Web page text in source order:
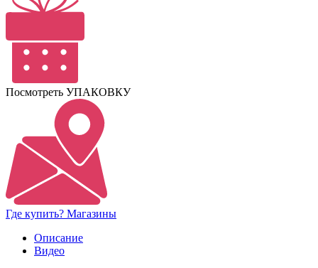
Посмотреть УПАКОВКУ
Где купить? Магазины
Описание
Видео